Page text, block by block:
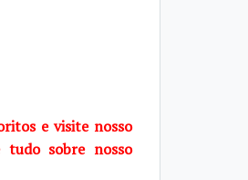
e visite nosso
tudo sobre nosso